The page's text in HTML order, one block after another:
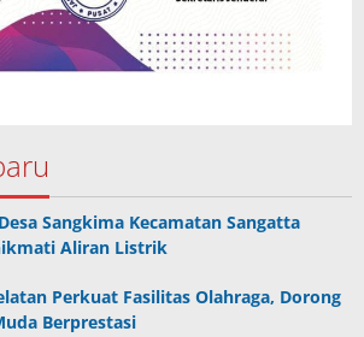
Sangkima Kecamatan Sangatta
Aliran Listrik
Perkuat Fasilitas Olahraga, Dorong
Berprestasi